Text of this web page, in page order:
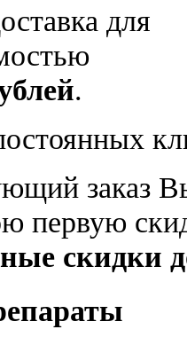
для
.
заказ
первую
скидки